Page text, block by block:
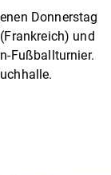
Donnerstag
und
Fußballturnier.